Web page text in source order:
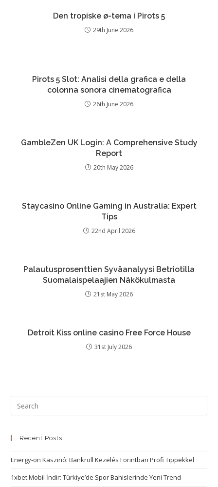
Den tropiske ø-tema i Pirots 5
29th June 2026
Pirots 5 Slot: Analisi della grafica e della
colonna sonora cinematografica
26th June 2026
GambleZen UK Login: A Comprehensive Study
Report
20th May 2026
Staycasino Online Gaming in Australia: Expert
Tips
22nd April 2026
Palautusprosenttien Syväanalyysi Betriotilla
Suomalaispelaajien Näkökulmasta
21st May 2026
Detroit Kiss online casino Free Force House
31st July 2026
Recent Posts
Energy-on Kaszinó: Bankroll Kezelés Forintban Profi Tippekkel
1xbet Mobil İndir: Türkiye’de Spor Bahislerinde Yeni Trend